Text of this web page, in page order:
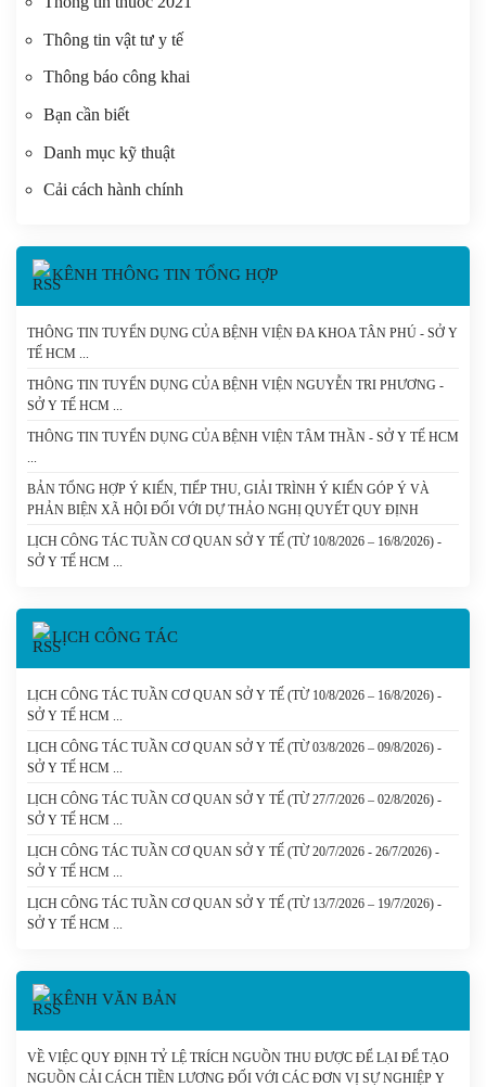
Thông tin vật tư y tế
Thông báo công khai
Bạn cần biết
Danh mục kỹ thuật
Cải cách hành chính
KÊNH THÔNG TIN TỔNG HỢP
THÔNG TIN TUYỂN DỤNG CỦA BỆNH VIỆN ĐA KHOA TÂN PHÚ - SỞ Y
TẾ HCM
THÔNG TIN TUYỂN DỤNG CỦA BỆNH VIỆN NGUYỄN TRI PHƯƠNG -
SỞ Y TẾ HCM
THÔNG TIN TUYỂN DỤNG CỦA BỆNH VIỆN TÂM THẦN - SỞ Y TẾ HCM
BẢN TỔNG HỢP Ý KIẾN, TIẾP THU, GIẢI TRÌNH Ý KIẾN GÓP Ý VÀ
PHẢN BIỆN XÃ HỘI ĐỐI VỚI DỰ THẢO NGHỊ QUYẾT QUY ĐỊNH
CHÍNH SÁCH ĐẶC THÙ HỖ TRỢ ĐÀO TẠO BÁC SĨ NỘI TRÚ ĐÁP ỨNG
NHU CẦU PHÁT TRIỂN CHUYÊN SÂU CỦA NGÀNH Y TẾ THÀNH PHỐ
HỒ CHÍ MINH - SỞ Y TẾ TP. HỒ CHÍ MINH
LỊCH CÔNG TÁC TUẦN CƠ QUAN SỞ Y TẾ (TỪ 10/8/2026 – 16/8/2026) -
SỞ Y TẾ HCM
LỊCH CÔNG TÁC
LỊCH CÔNG TÁC TUẦN CƠ QUAN SỞ Y TẾ (TỪ 10/8/2026 – 16/8/2026) -
SỞ Y TẾ HCM
LỊCH CÔNG TÁC TUẦN CƠ QUAN SỞ Y TẾ (TỪ 03/8/2026 – 09/8/2026) -
SỞ Y TẾ HCM
LỊCH CÔNG TÁC TUẦN CƠ QUAN SỞ Y TẾ (TỪ 27/7/2026 – 02/8/2026) -
SỞ Y TẾ HCM
LỊCH CÔNG TÁC TUẦN CƠ QUAN SỞ Y TẾ (TỪ 20/7/2026 - 26/7/2026) -
SỞ Y TẾ HCM
LỊCH CÔNG TÁC TUẦN CƠ QUAN SỞ Y TẾ (TỪ 13/7/2026 – 19/7/2026) -
SỞ Y TẾ HCM
KÊNH VĂN BẢN
VỀ VIỆC QUY ĐỊNH TỶ LỆ TRÍCH NGUỒN THU ĐƯỢC ĐỂ LẠI ĐỂ TẠO
NGUỒN CẢI CÁCH TIỀN LƯƠNG ĐỐI VỚI CÁC ĐƠN VỊ SỰ NGHIỆP Y